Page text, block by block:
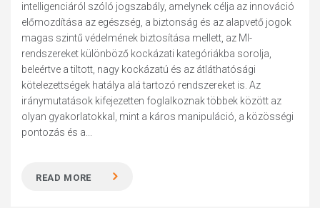
intelligenciáról szóló jogszabály, amelynek célja az innováció
előmozdítása az egészség, a biztonság és az alapvető jogok
magas szintű védelmének biztosítása mellett, az MI-
rendszereket különböző kockázati kategóriákba sorolja,
beleértve a tiltott, nagy kockázatú és az átláthatósági
kötelezettségek hatálya alá tartozó rendszereket is. Az
iránymutatások kifejezetten foglalkoznak többek között az
olyan gyakorlatokkal, mint a káros manipuláció, a közösségi
pontozás és a...
READ MORE